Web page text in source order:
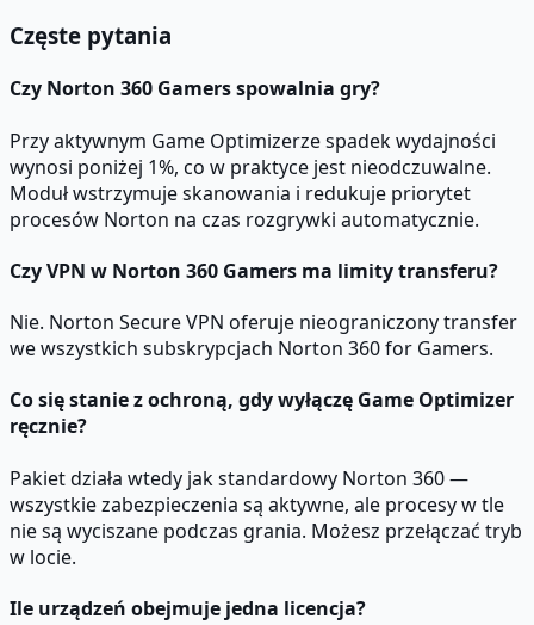
Częste pytania
Czy Norton 360 Gamers spowalnia gry?
Przy aktywnym Game Optimizerze spadek wydajności
wynosi poniżej 1%, co w praktyce jest nieodczuwalne.
Moduł wstrzymuje skanowania i redukuje priorytet
procesów Norton na czas rozgrywki automatycznie.
Czy VPN w Norton 360 Gamers ma limity transferu?
Nie. Norton Secure VPN oferuje nieograniczony transfer
we wszystkich subskrypcjach Norton 360 for Gamers.
Co się stanie z ochroną, gdy wyłączę Game Optimizer
ręcznie?
Pakiet działa wtedy jak standardowy Norton 360 —
wszystkie zabezpieczenia są aktywne, ale procesy w tle
nie są wyciszane podczas grania. Możesz przełączać tryb
w locie.
Ile urządzeń obejmuje jedna licencja?